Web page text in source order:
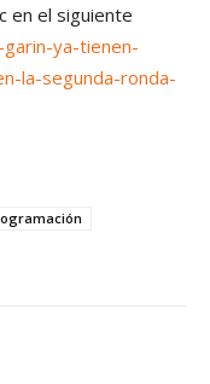
en el siguiente
ya-tienen-
la-segunda-ronda-